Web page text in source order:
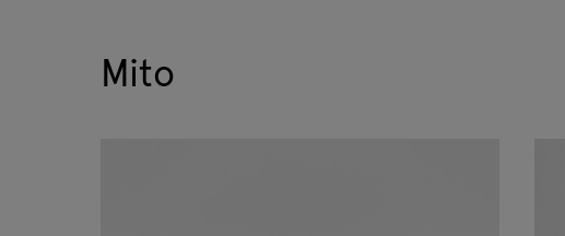
Mito